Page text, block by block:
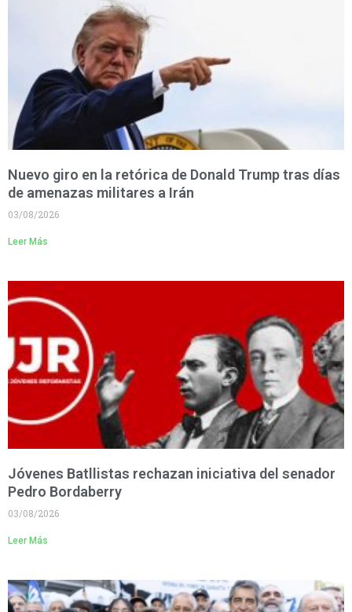
Nuevo giro en la retórica de Donald Trump tras días
de amenazas militares a Irán
03/08/2026
Leer Más
Jóvenes Batllistas rechazan iniciativa del senador
Pedro Bordaberry
03/08/2026
Leer Más